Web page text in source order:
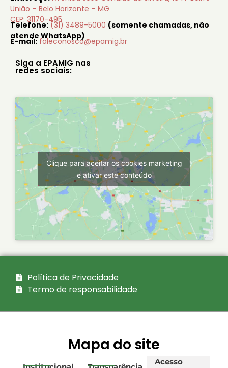
União – Belo Horizonte – MG
CEP: 31170-495
Telefone: (31) 3489-5000 (somente chamadas, não
atende WhatsApp)
E-mail: faleconosco@epamig.br
Siga a EPAMIG nas
redes sociais:
Clique para aceitar os cookies marketing
e ativar este conteúdo
Política de Privacidade
Termo de responsabilidade
Mapa do site
Acesso